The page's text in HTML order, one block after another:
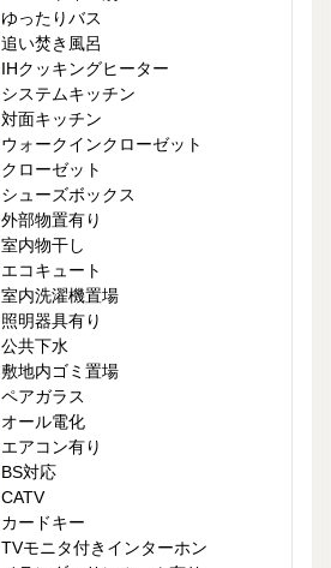
ゆったりバス
追い焚き風呂
IHクッキングヒーター
システムキッチン
対面キッチン
ウォークインクローゼット
クローゼット
シューズボックス
外部物置有り
室内物干し
エコキュート
室内洗濯機置場
照明器具有り
公共下水
敷地内ゴミ置場
ペアガラス
オール電化
エアコン有り
BS対応
CATV
カードキー
TVモニタ付きインターホン